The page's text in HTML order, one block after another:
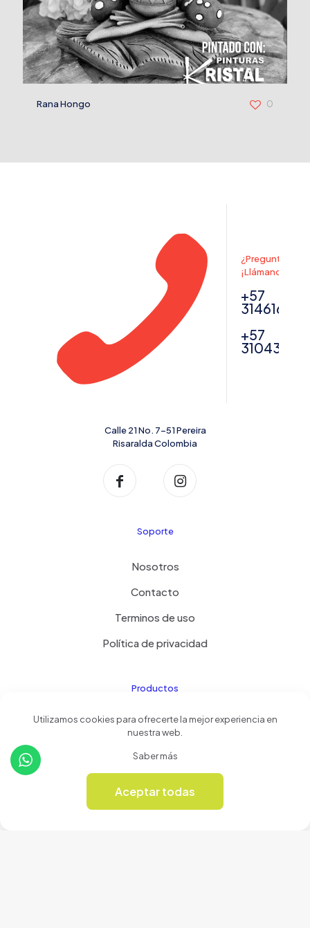
Rana Hongo 0
¿Preguntas? ,
¡Llámanos!
+57
+57
Calle 21 No. 7-51 Pereira
Risaralda Colombia
Soporte
Nosotros
Contacto
Terminos de uso
Política de privacidad
Productos
Tienda
Revista Online
Utilizamos cookies para ofrecerte la mejor experiencia en
nuestra web.
Saber más
Aceptar todas